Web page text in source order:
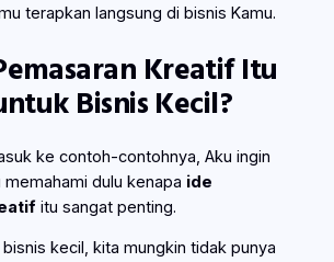
terapkan langsung di bisnis Kamu.
Kreatif Itu
Bisnis Kecil?
ke contoh-contohnya, Aku ingin
dulu kenapa ide
itu sangat penting.
kecil, kita mungkin tidak punya